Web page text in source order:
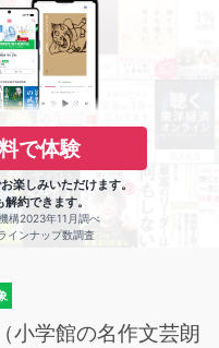
で体験
しみいただけます。
約できます。
構2023年11月調べ
インナップ数調査
小学館の名作文芸朗